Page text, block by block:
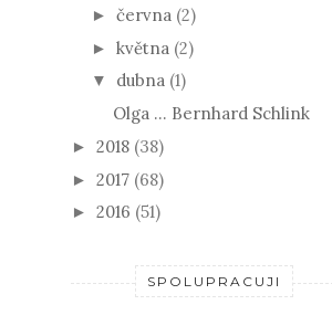
► června (2)
► května (2)
▼ dubna (1)
Olga ... Bernhard Schlink
► 2018 (38)
► 2017 (68)
► 2016 (51)
SPOLUPRACUJI